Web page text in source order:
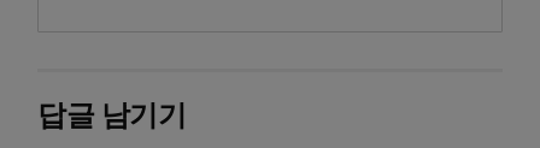
답글 남기기